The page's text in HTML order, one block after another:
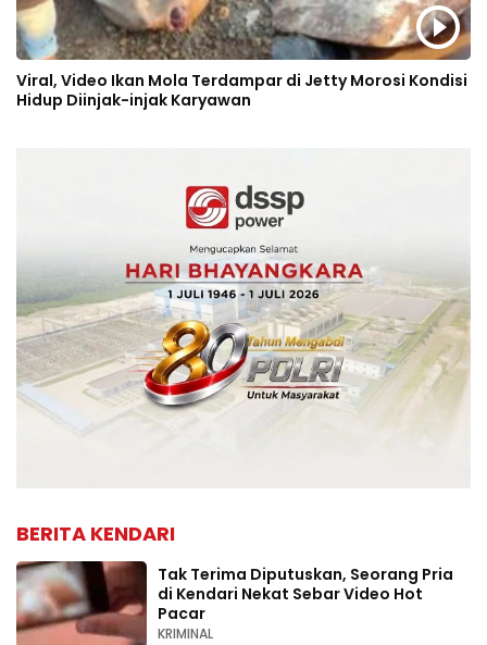
Viral, Video Ikan Mola Terdampar di Jetty Morosi Kondisi
Hidup Diinjak-injak Karyawan
BERITA KENDARI
Tak Terima Diputuskan, Seorang Pria
di Kendari Nekat Sebar Video Hot
Pacar
KRIMINAL